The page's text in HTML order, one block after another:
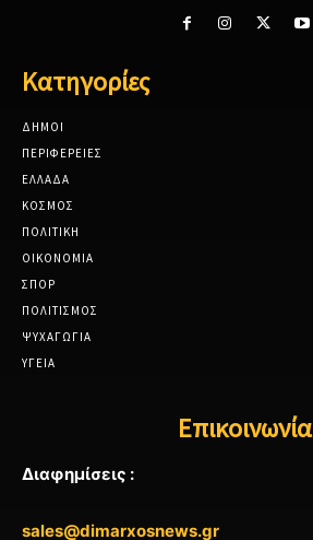
Κατηγορίες
ΔΗΜΟΙ
ΠΕΡΙΦΕΡΕΙΕΣ
ΕΛΛΑΔΑ
ΚΟΣΜΟΣ
ΠΟΛΙΤΙΚΗ
ΟΙΚΟΝΟΜΙΑ
ΣΠΟΡ
ΠΟΛΙΤΙΣΜΟΣ
ΨΥΧΑΓΩΓΙΑ
ΥΓΕΙΑ
Επικοινωνία
Διαφημίσεις :
sales@dimarxosnews.gr